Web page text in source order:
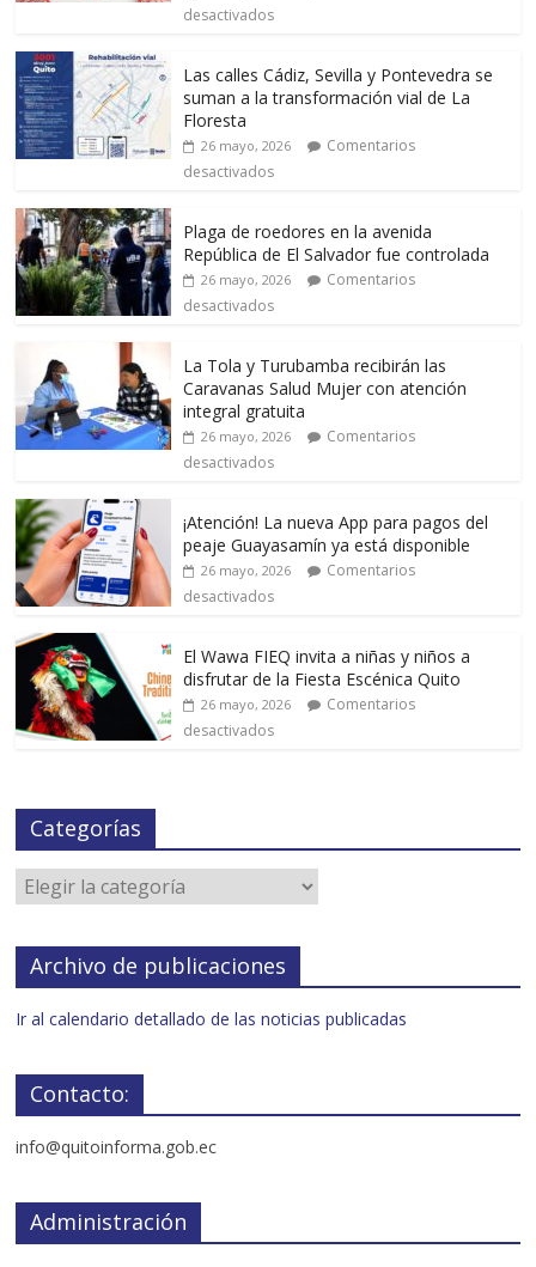
desactivados
Las calles Cádiz, Sevilla y Pontevedra se
suman a la transformación vial de La
Floresta
26 mayo, 2026
Comentarios
desactivados
Plaga de roedores en la avenida
República de El Salvador fue controlada
26 mayo, 2026
Comentarios
desactivados
La Tola y Turubamba recibirán las
Caravanas Salud Mujer con atención
integral gratuita
26 mayo, 2026
Comentarios
desactivados
¡Atención! La nueva App para pagos del
peaje Guayasamín ya está disponible
26 mayo, 2026
Comentarios
desactivados
El Wawa FIEQ invita a niñas y niños a
disfrutar de la Fiesta Escénica Quito
26 mayo, 2026
Comentarios
desactivados
Categorías
Archivo de publicaciones
Ir al calendario detallado de las noticias publicadas
Contacto:
info@quitoinforma.gob.ec
Administración